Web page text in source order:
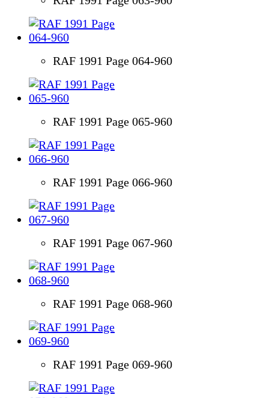
RAF 1991 Page 064-960
RAF 1991 Page 065-960
RAF 1991 Page 066-960
RAF 1991 Page 067-960
RAF 1991 Page 068-960
RAF 1991 Page 069-960